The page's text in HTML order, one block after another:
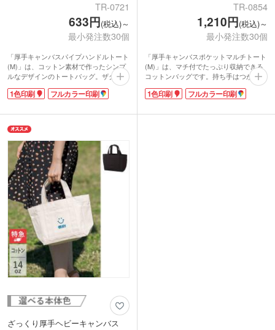
TR-0721
633円(税込)～
最小発注数30個
「厚手キャンバスパイプハンドルトート
(M)」は、コットン素材で作ったシンプ
ルなデザインのトートバッグ。ザクッと
した厚手コットンの素材感と、丸い持ち
手がポイント。カジュアル感を演出して
服にも合わせやすく、手軽なファッショ
ンのアクセントに!
デザインの印刷範囲が広いのでロゴが映
えます。
1色印刷 フルカラー印刷
TR-0854
1,210円(税込)～
最小発注数30個
「厚手キャンバスポケットマルチトート
(M)」は、マチ付でたっぷり収納できる
コットンバッグです。持ち手はつかみや
すさと強度アップのため、中央部分を半
分に縫い合わせてあります。型崩れしに
も耐えられます。日帰り～1泊旅行にも
1色印刷 フルカラー印刷
ざっくり厚手ヘビーキャンバス